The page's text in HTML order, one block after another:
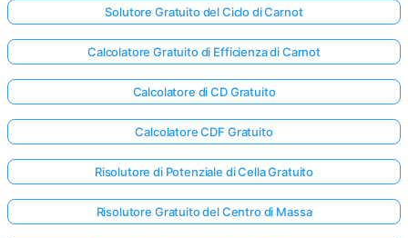
Solutore Gratuito del Ciclo di Carnot
Calcolatore Gratuito di Efficienza di Carnot
Calcolatore di CD Gratuito
Calcolatore CDF Gratuito
Risolutore di Potenziale di Cella Gratuito
Risolutore Gratuito del Centro di Massa